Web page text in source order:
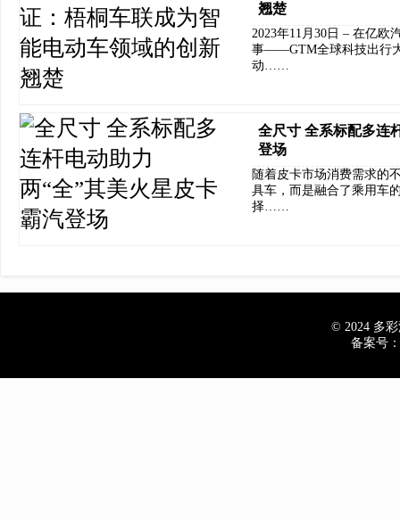
翘楚
2023年11月30日 – 在亿欧
事——GTM全球科技出行
动……
全尺寸 全系标配多连
登场
随着皮卡市场消费需求的
具车，而是融合了乘用车
择……
© 2024 多彩
备案号：